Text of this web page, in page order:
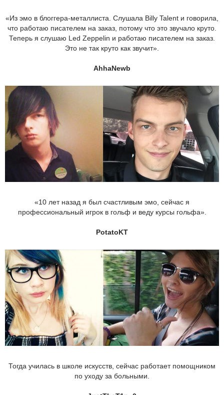
«Из эмо в блоггера-металлиста. Слушала Billy Talent и говорила,
что работаю писателем на заказ, потому что это звучало круто.
Теперь я слушаю Led Zeppelin и работаю писателем на заказ.
Это не так круто как звучит».
AhhaNewb
«10 лет назад я был счастливым эмо, сейчас я
профессиональный игрок в гольф и веду курсы гольфа».
PotatoKT
Тогда училась в школе искусств, сейчас работает помощником
по уходу за больными.